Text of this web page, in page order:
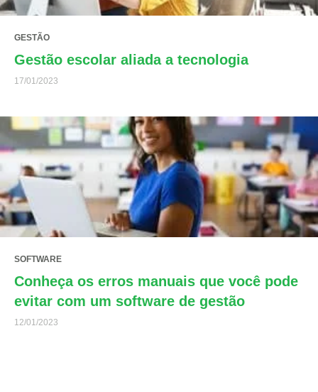
GESTÃO
Gestão escolar aliada a tecnologia
17/01/2023
SOFTWARE
Conheça os erros manuais que você pode
evitar com um software de gestão
12/01/2023